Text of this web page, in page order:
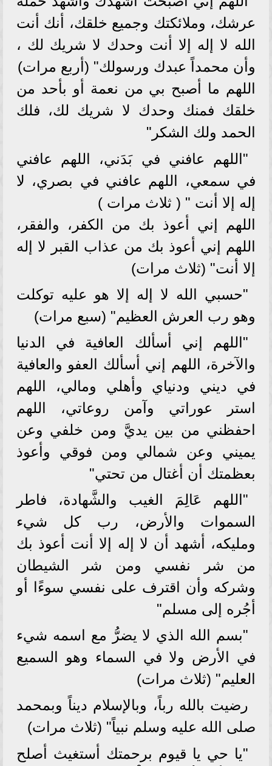
عرشك، وملائكتك وجميع خلقك، أنك أنت
الله لا إله إلا أنت وحدك لا شريك لك ،
وأن محمداً عبدك ورسولك" (أربع مرات)
اللهم ما أصبح بي من نعمة أو بأحد من
خلقك فمنك وحدك لا شريك لك، فلك
الحمد ولك الشكر"
"اللهم عافني في بَدَني، اللهم عافني
في سمعي، اللهم عافني في بصري، لا
إله إلا أنت " ( ثلاث مرات )
اللهم إني أعوذ بك من الكفر، والفقر،
اللهم إني أعوذ بك من عذاب القبر لا إله
إلا أنت" (ثلاث مرات)
"حسبي الله لا إله إلا هو عليه توكلت
وهو رب العرش العظيم" (سبع مرات)
"اللهم إني أسألك العافية في الدنيا
والآخرة، اللهم إني أسألك العفو والعافية
في ديني ودنياي وأهلي ومالي، اللهم
استر عوراتي وآمن روعاتي، اللهم
احفظني من بين يديَّ ومن خلفي وعن
يميني وعن شمالي ومن فوقي وأعوذ
بعظمتك أن أغتال من تحتي"
"اللهم عَالِمَ الغيب والشَّهادة، فاطر
السموات والأرض، رب كل شيء
ومليكه، أشهد أن لا إله إلا أنت أعوذ بك
من شر نفسي ومن شر الشيطان
وشركه وأن اقترف على نفسي سوءًا أو
أجُره إلى مسلم"
"بسم الله الذي لا يضرُّ مع اسمه شيء
في الأرض ولا في السماء وهو السميع
العليم" (ثلاث مرات)
رضيت بالله رباً، وبالإسلام ديناً وبمحمد
صلى الله عليه وسلم نبياً" (ثلاث مرات)
"يا حي يا قيوم برحمتك أستغيث أصلح